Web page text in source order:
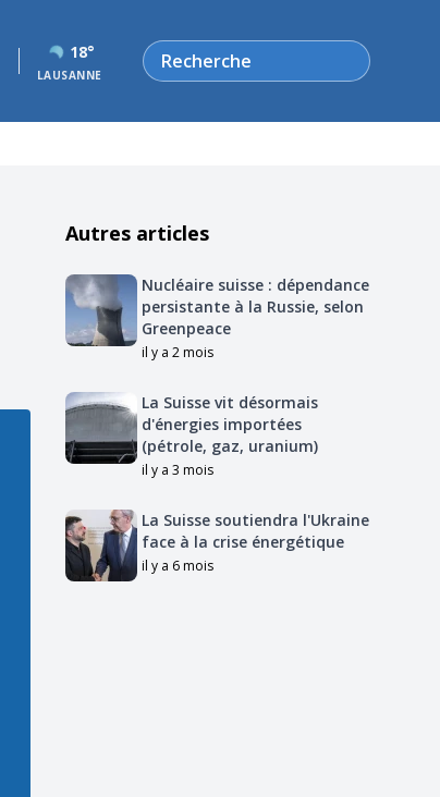
18°
LAUSANNE
Rechercher
Autres articles
Nucléaire suisse : dépendance
persistante à la Russie, selon
Greenpeace
il y a 2 mois
La Suisse vit désormais
d'énergies importées
(pétrole, gaz, uranium)
il y a 3 mois
La Suisse soutiendra l'Ukraine
face à la crise énergétique
il y a 6 mois